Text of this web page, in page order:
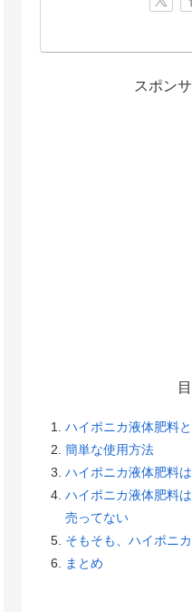
スポン
ハイポニカ液体肥料
簡単な使用方法
ハイポニカ液体肥料
ハイポニカ液体肥料
売ってない
そもそも、ハイポニ
まとめ